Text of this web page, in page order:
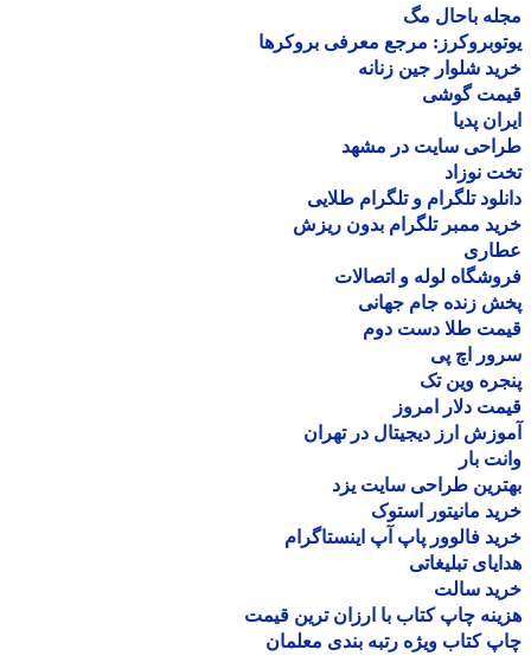
باحال مگ
مرجع معرفی بروکرها
شلوار جین زنانه
گوشی
پدیا
سایت در مشهد
نوزاد
تلگرام و تلگرام طلایی
ممبر تلگرام بدون ریزش
لوله و اتصالات
زنده جام جهانی
طلا دست دوم
اچ پی
وین تک
دلار امروز
ارز دیجیتال در تهران
بار
طراحی سایت یزد
مانیتور استوک
فالوور پاپ آپ اینستاگرام
تبلیغاتی
سالت
چاپ کتاب با ارزان ترین قیمت
کتاب ویژه رتبه بندی معلمان